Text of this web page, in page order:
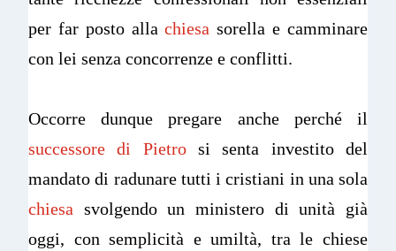
per far posto allachiesa sorella e camminare
con lei senza concorrenze e conflitti.
Occorre dunque pregare anche perché il
successore di Pietrosi senta investito del
mandato di radunare tutti i cristiani in una sola
chiesa svolgendo un ministero di unità già
oggi, con semplicità e umiltà, tra le chiese